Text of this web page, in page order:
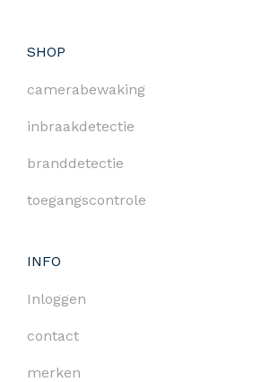
SHOP
camerabewaking
inbraakdetectie
branddetectie
toegangscontrole
INFO
Inloggen
contact
merken